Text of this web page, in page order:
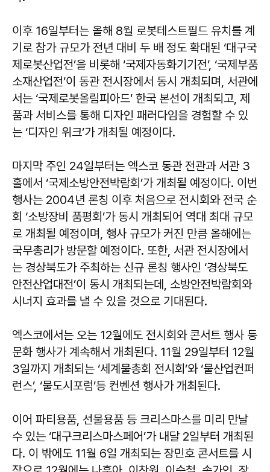
이후 16일부터는 올해 8월 로봇테스트필드 유치를 계
기로 참가 규모가 전년 대비 두 배 정도 확대된 ‘대구국
제로봇산업전’을 비롯해 ‘국제자동화기기전’, ‘국제부품
소재산업전’이 동관 전시장에서 동시 개최되며, 서관에
서는 ‘국제로봇올림피아드’ 한국 본선이 개최되고, 제
품과 서비스를 통해 디자인 패러다임을 경험할 수 있
는 ‘디자인 위크’가 개최될 예정이다.
마지막 주인 24일부터는 엑스코 동관 전관과 서관 3
홀에서 ‘국제소방안전박람회’가 개최될 예정이다. 이번
행사는 2004년 론칭 이후 처음으로 전시회와 전국 순
회 ‘소방장비 품평회’가 동시 개최되어 역대 최대 규모
로 개최될 예정이며, 행사 규모가 커진 만큼 올해에는
국무총리가 방문할 예정이다. 또한, 서관 전시장에서
는 경상북도가 주최하는 신규 론칭 행사인 ‘경상북도
안전산업대전’이 동시 개최되는데, 소방안전박람회와
시너지 효과를 낼 수 있을 것으로 기대된다.
엑스코에서는 오는 12월에도 전시회와 콘서트 행사 등
문화 행사가 계속해서 개최된다. 11월 29일부터 12월
3일까지 개최되는 ‘세계물총회 전시회’와 ‘물산업컨퍼
런스’, ‘물도시포럼’등 컨벤션 행사가 개최된다.
이어 파티용품, 선물용품 등 크리스마스를 미리 만날
수 있는 ‘대구크리스마스페어’가 내달 2일부터 개최된
다. 이 밖에도 11월 6일 개최되는 장민호 콘서트를 시